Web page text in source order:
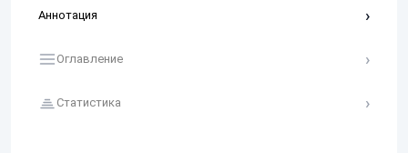
Аннотация
Оглавление
Статистика